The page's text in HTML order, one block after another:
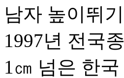
남자 높이뛰
1997년 전국
1㎝ 넘은 한